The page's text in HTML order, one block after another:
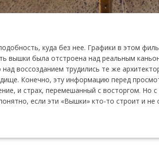
куда без нее. Графики в этом
вышки была отстроена над реальным
над воссозданием трудились те же
Конечно, эту информацию перед
и страх, перемешанный с восторгом. Но
если эти «Вышки» кто-то строит и